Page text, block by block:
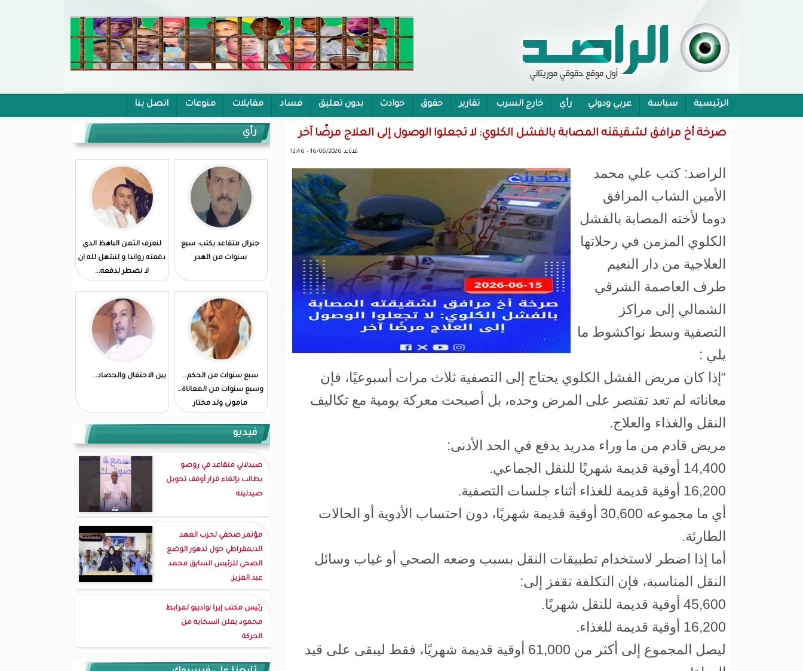
الرئيسية سياسة عربي ودولي رأي خارج السرب تقارير حقوق حوادث بدون تعليق فساد مقابلات منوعات اتصل بنا
محام:قانون حماية الرموز تفوح منه رائحة الاحكام الشمولية
صرخة أخ مرافق لشقيقته المصابة بالفشل الكلوي: لا تجعلوا الوصول إلى العلاج مرضًا آخر
ثلاثاء, 16/06/2026 - 12:46
الراصد: كتب علي محمد
الأمين الشاب المرافق
دوما لأخته المصابة بالفشل
الكلوي المزمن في رحلاتها
العلاجية من دار النعيم
طرف العاصمة الشرقي
الشمالي إلى مراكز
التصفية وسط نواكشوط ما
يلي :
“إذا كان مريض الفشل الكلوي يحتاج إلى التصفية ثلاث مرات أسبوعيًا، فإن
معاناته لم تعد تقتصر على المرض وحده، بل أصبحت معركة يومية مع تكاليف
النقل والغذاء والعلاج.
مريض قادم من ما وراء مدريد يدفع في الحد الأدنى:
14,400 أوقية قديمة شهريًا للنقل الجماعي.
16,200 أوقية قديمة للغذاء أثناء جلسات التصفية.
أي ما مجموعه 30,600 أوقية قديمة شهريًا، دون احتساب الأدوية أو الحالات
الطارئة.
أما إذا اضطر لاستخدام تطبيقات النقل بسبب وضعه الصحي أو غياب وسائل
النقل المناسبة، فإن التكلفة تقفز إلى:
45,600 أوقية قديمة للنقل شهريًا.
16,200 أوقية قديمة للغذاء.
ليصل المجموع إلى أكثر من 61,000 أوقية قديمة شهريًا، فقط ليبقى على قيد
رأي
جنرال متقاعد يكتب: سبع
سنوات من الهدر
لنعرف الثمن الباهظ الذي
دفعته رواندا و لنبتهل لله ان
لا نضطر لدفعه...
سبع سنوات من الحكم…
وسبع سنوات من المعاناة…
مامونى ولد مختار
بين الاحتفال والحصاد...
فيديو
صيدلاني متقاعد في روصو
يطالب بإلغاء قرار أوقف تحويل
صيدليته
مؤتمر صحفي لحزب العهد
الديمقراطي حول تدهور الوضع
الصحي للرئيس السابق محمد
عبد العزيز.
رئيس مكتب إيرا نواذيبو لمرابط
محمود يعلن انسحابه من
الحركة